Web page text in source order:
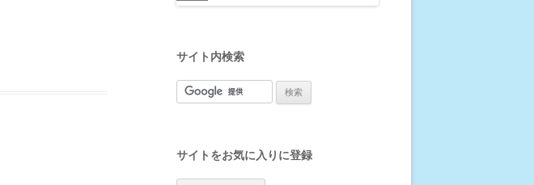
サイト内検索
サイトをお気に入りに登録